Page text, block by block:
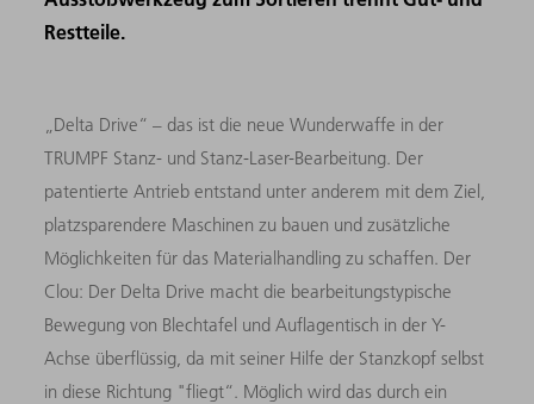
Restteile.
„Delta Drive“ – das ist die neue Wunderwaffe in der
TRUMPF Stanz- und Stanz-Laser-Bearbeitung. Der
patentierte Antrieb entstand unter anderem mit dem Ziel,
platzsparendere Maschinen zu bauen und zusätzliche
Möglichkeiten für das Materialhandling zu schaffen. Der
Clou: Der Delta Drive macht die bearbeitungstypische
Bewegung von Blechtafel und Auflagentisch in der Y-
Achse überflüssig, da mit seiner Hilfe der Stanzkopf selbst
in diese Richtung "fliegt“. Möglich wird das durch ein